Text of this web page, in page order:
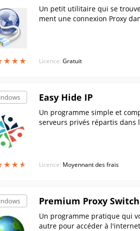
★★★
★★★
Un petit utilitaire qui se
ment une connexion Proxy
Licence: Gratuit
★★★
★★★
Easy Hide IP
Un programme simple et
serveurs privés répartis dans
Licence: Moyennant des frais
Premium Proxy
Un programme pratique qui
autre pour accéder à